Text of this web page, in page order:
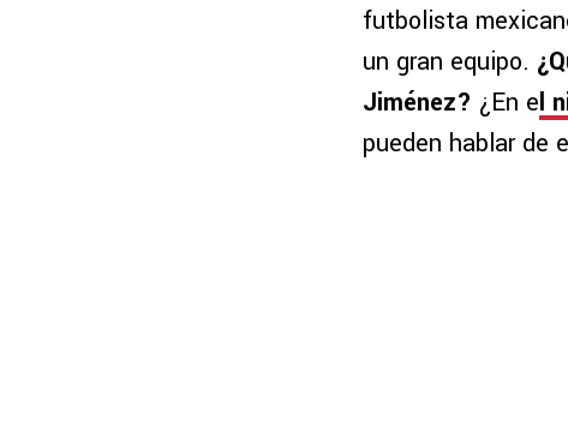
futbolista
un gran equipo.
Jiménez? ¿En el
pueden hablar de